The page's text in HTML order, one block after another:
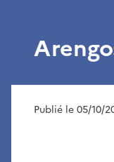
Publié le 05/10/